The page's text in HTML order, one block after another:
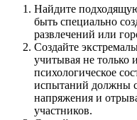
Найдите
быть специально
развлечений или
Создайте
учитывая не только
психологическое
испытаний должны
напряжения и
участников.